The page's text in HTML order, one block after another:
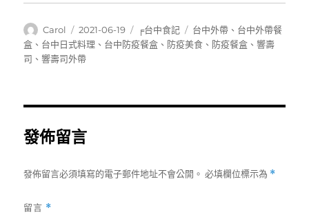
作
者
Carol
發
佈
日
2021-06-19
分
類
╒台中食記
標
籤
台中外帶 、 台中外帶餐
盒 、 台中日式料理 、 台中防疫餐盒 、 防疫美食 、 防疫餐盒 、響壽
司 、響壽司外帶
發佈留言
發佈留言必須填寫的電子郵件地址不會公開。 必填欄位標示為 *
留言 *